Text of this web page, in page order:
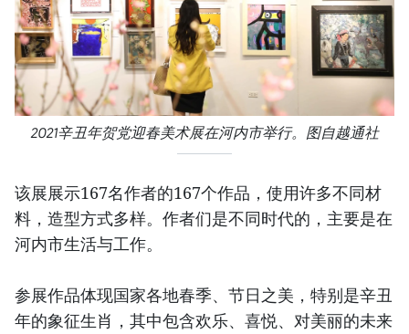
2021辛丑年贺党迎春美术展在河内市举行。图自越通社
该展展示167名作者的167个作品，使用许多不同材
料，造型方式多样。作者们是不同时代的，主要是在
河内市生活与工作。
参展作品体现国家各地春季、节日之美，特别是辛丑
年的象征生肖，其中包含欢乐、喜悦、对美丽的未来